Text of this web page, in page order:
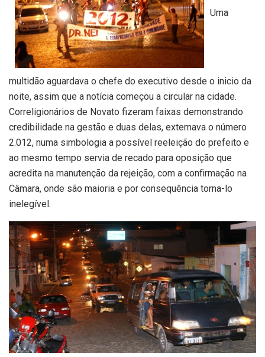
Uma
multidão aguardava o chefe do executivo desde o inicio da
noite, assim que a notícia começou a circular na cidade.
Correligionários de Novato fizeram faixas demonstrando
credibilidade na gestão e duas delas, externava o número
2.012, numa simbologia a possível reeleição do prefeito e
ao mesmo tempo servia de recado para oposição que
acredita na manutenção da rejeição, com a confirmação na
Câmara, onde são maioria e por consequência torna-lo
inelegível.